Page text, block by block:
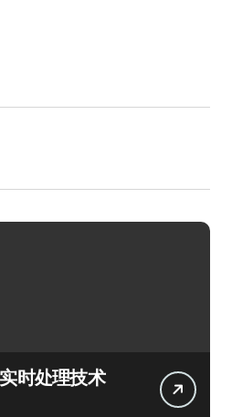
时处理技术